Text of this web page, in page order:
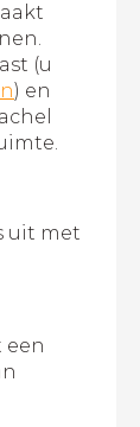
(u
) en
uit met
een